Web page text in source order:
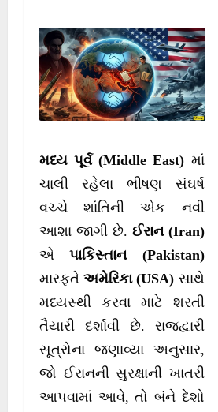
શરતો
મધ્ય પૂર્વ (Middle East) માં
ચાલી રહેલા ભીષણ સંઘર્ષ
વચ્ચે શાંતિની એક નવી
આશા જાગી છે. ઈરાન (Iran)
એપાકિસ્તાન (Pakistan)
મારફતેઅમેરિકા (USA) સાથે
મધ્યસ્થી કરવા માટે શરતી
તૈયારી દર્શાવી છે. રાજદ્વારી
સૂત્રોના જણાવ્યા અનુસાર,
જો ઈરાનની સુરક્ષાની ખાતરી
આપવામાં આવે, તો બંને દેશો